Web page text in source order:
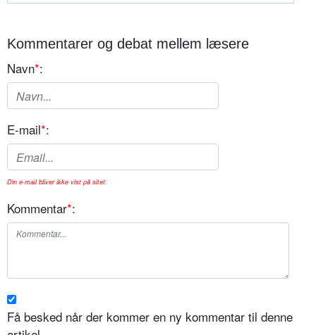
Kommentarer og debat mellem læsere
Navn*:
E-mail*:
Din e-mail bliver ikke vist på sitet.
Kommentar*:
Få besked når der kommer en ny kommentar til denne